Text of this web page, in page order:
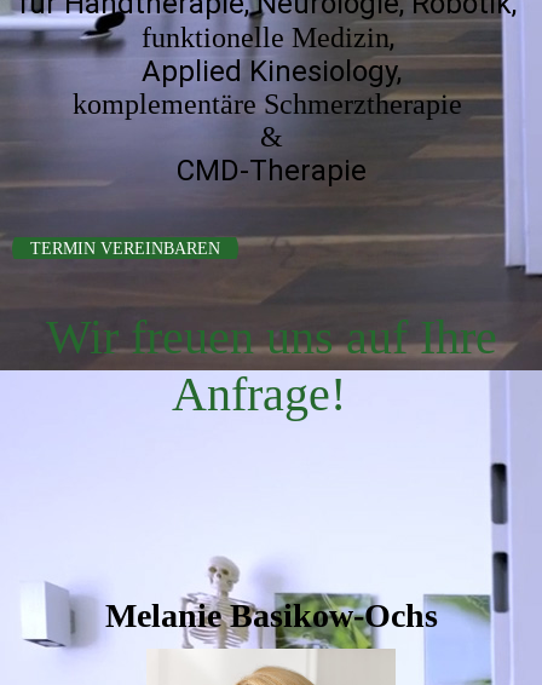
funktionelle Medizin,
Applied Kinesiology,
komplementäre Schmerztherapie
&
CMD-Therapie
TERMIN VEREINBAREN
Wir freuen uns auf Ihre
Anfrage!
Melanie Basikow-Ochs